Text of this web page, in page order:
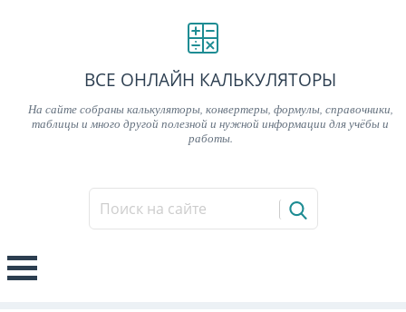
ВСЕ ОНЛАЙН КАЛЬКУЛЯТОРЫ
На сайте собраны калькуляторы, конвертеры, формулы, справочники,
таблицы и много другой полезной и нужной информации для учёбы и
работы.